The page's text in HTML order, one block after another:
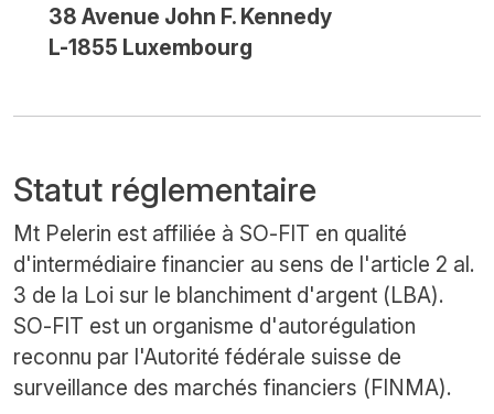
38 Avenue John F. Kennedy
L-1855 Luxembourg
Statut réglementaire
Mt Pelerin est affiliée à SO-FIT en qualité
d'intermédiaire financier au sens de l'article 2 al.
3 de la Loi sur le blanchiment d'argent (LBA).
SO-FIT est un organisme d'autorégulation
reconnu par l'Autorité fédérale suisse de
surveillance des marchés financiers (FINMA).